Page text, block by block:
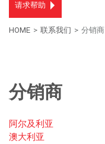
请求帮助
HOME > 联系我们 > 分销商
分销商
阿尔及利亚
澳大利亚